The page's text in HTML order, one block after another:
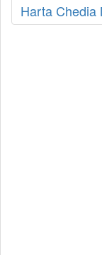
Harta Chedia